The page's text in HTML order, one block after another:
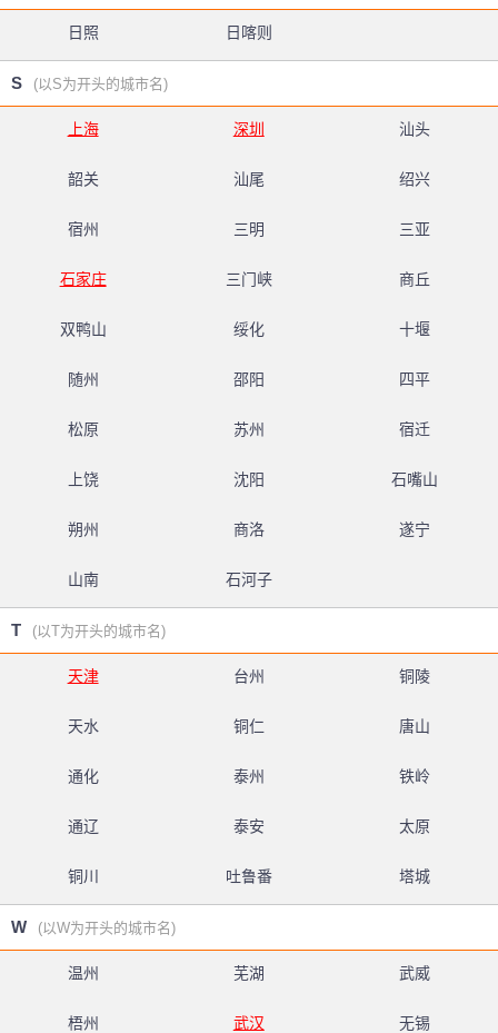
日照 日喀则
S (以S为开头的城市名)
上海 深圳 汕头
韶关 汕尾 绍兴
宿州 三明 三亚
石家庄 三门峡 商丘
双鸭山 绥化 十堰
随州 邵阳 四平
松原 苏州 宿迁
上饶 沈阳 石嘴山
朔州 商洛 遂宁
山南 石河子
T (以T为开头的城市名)
天津 台州 铜陵
天水 铜仁 唐山
通化 泰州 铁岭
通辽 泰安 太原
铜川 吐鲁番 塔城
W (以W为开头的城市名)
温州 芜湖 武威
梧州 武汉 无锡